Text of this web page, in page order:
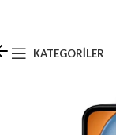
KATEGORILER